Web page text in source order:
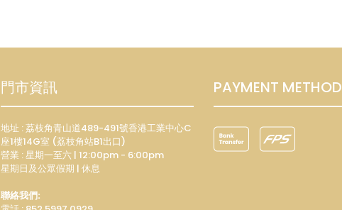
門市資訊
地址 : 荔枝角青山道489-491號香港工業中心C
座1樓14G室 (荔枝角站B1出口)
營業 : 星期一至六 | 12:00pm - 6:00pm
星期日及公眾假期 | 休息
聯絡我們:
PAYMENT METHOD